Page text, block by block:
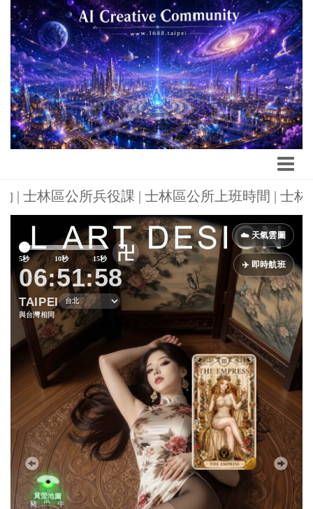
區公所兵役課 | 士林區公所上班時間 | 士林區
☁️ 天氣雲圖
✈️ 即時航班
5秒 10秒 15秒 卍
06:52:00
TAIPEI
與台灣相同
鼠
牛
豬
Previous Next